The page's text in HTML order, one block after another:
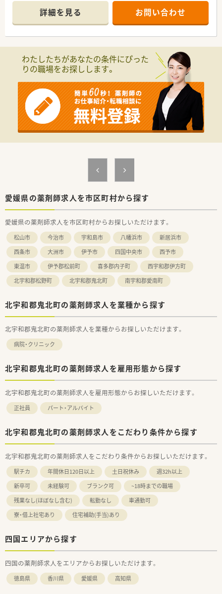
＜研修制度＞
■ご入職後は実務を通じて一連の業務を習得いただきます。
■自然豊かで静かな環境。働きやすい職場です。
■創立60年以上の歴史ある法人です。
病院、診療所の運営など医療の提供だけでなく、障害医療福祉
や知的障害福祉、身体障害福祉、
高齢者福祉、児童福祉、福祉領域に関する相談支援や教育・研
修・研究など、
人間尊重の精神を基本に総合医療福祉施設を目指して創立さ
れました。
＜こんな方にもオススメ＞
■土日休みをご希望の方
■夜勤なし・残業なしでプライベートとも両立させたい方
詳細を見る お問い合わせ
わたしたちがあなたの条件にぴった
りの職場をお探しします。
愛媛県の薬剤師求人を市区町村から探す
愛媛県の薬剤師求人を市区町村からお探しいただけます。
松山市 今治市 宇和島市 八幡浜市
新居浜市
西条市
大洲市 伊予市 四国中央市
西予市
東温市
伊予郡松前町 喜多郡内子町
西宇和郡伊方町
北宇和郡松野町
北宇和郡鬼北町 南宇和郡愛南町
北宇和郡鬼北町の薬剤師求人を業種から探す
北宇和郡鬼北町の薬剤師求人を業種からお探しいただけます。
病院・クリニック
北宇和郡鬼北町の薬剤師求人を雇用形態から探す
北宇和郡鬼北町の薬剤師求人を雇用形態からお探しいただけます。
正社員 パート・アルバイト
北宇和郡鬼北町の薬剤師求人をこだわり条件から探す
北宇和郡鬼北町の薬剤師求人をこだわり条件からお探しいただけます。
駅チカ 年間休日120日以上 土日祝休み
週32h以上
新卒可
未経験可 ブランク可
~18時までの職場
残業なし(ほぼなし含む)
転勤なし
車通勤可
寮・借上社宅あり
住宅補助(手当)あり
四国エリアから探す
四国の薬剤師求人をエリアからお探しいただけます。
徳島県 香川県 愛媛県 高知県